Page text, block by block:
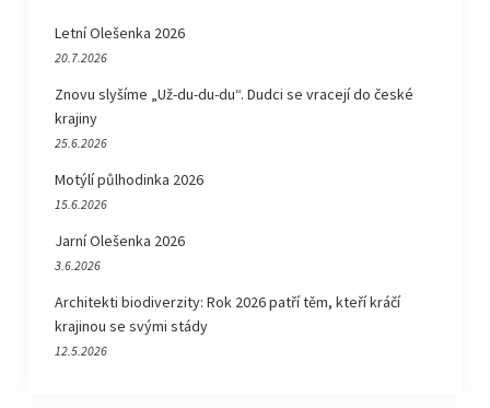
Letní Olešenka 2026
20.7.2026
Znovu slyšíme „Už-du-du-du“. Dudci se vracejí do české
krajiny
25.6.2026
Motýlí půlhodinka 2026
15.6.2026
Jarní Olešenka 2026
3.6.2026
Architekti biodiverzity: Rok 2026 patří těm, kteří kráčí
krajinou se svými stády
12.5.2026